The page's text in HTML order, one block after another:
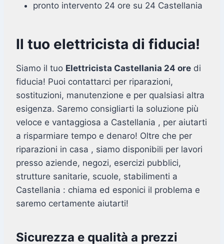
pronto intervento 24 ore su 24 Castellania
Il tuo elettricista di fiducia!
Siamo il tuo Elettricista Castellania 24 ore di
fiducia! Puoi contattarci per riparazioni,
sostituzioni, manutenzione e per qualsiasi altra
esigenza. Saremo consigliarti la soluzione più
veloce e vantaggiosa a Castellania , per aiutarti
a risparmiare tempo e denaro! Oltre che per
riparazioni in casa , siamo disponibili per lavori
presso aziende, negozi, esercizi pubblici,
strutture sanitarie, scuole, stabilimenti a
Castellania : chiama ed esponici il problema e
saremo certamente aiutarti!
Sicurezza e qualità a prezzi